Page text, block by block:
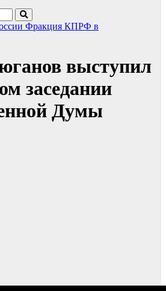
Фракция КПРФ в
выступил
заседании
Думы